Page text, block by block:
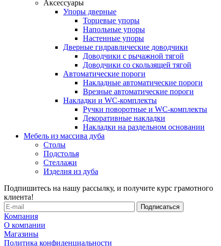
Аксессуары
Упоры дверные
Торцевые упоры
Напольные упоры
Настенные упоры
Дверные гидравлические доводчики
Доводчики с рычажной тягой
Доводчики со скользящей тягой
Автоматические пороги
Накладные автоматические пороги
Врезные автоматические пороги
Накладки и WC-комплекты
Ручки поворотные и WC-комплекты
Декоративные накладки
Накладки на раздельном основании
Мебель из массива дуба
Столы
Подстолья
Стеллажи
Изделия из дуба
Подпишитесь на нашу рассылку, и получите курс грамотного
клиента!
Компания
О компании
Магазины
Политика конфиденциальности